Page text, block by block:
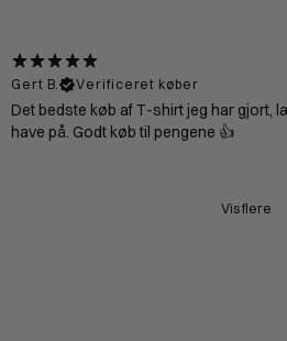
Gert B.
Verificeret køber
Det bedste køb af T-shirt jeg har gjort,
have på. Godt køb til pengene 👍
Vis flere